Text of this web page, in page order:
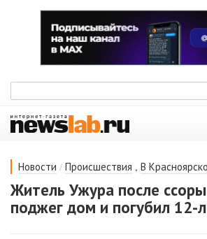
Новости / Происшествия , В
Житель Ужура после
поджег дом и погубил 12-